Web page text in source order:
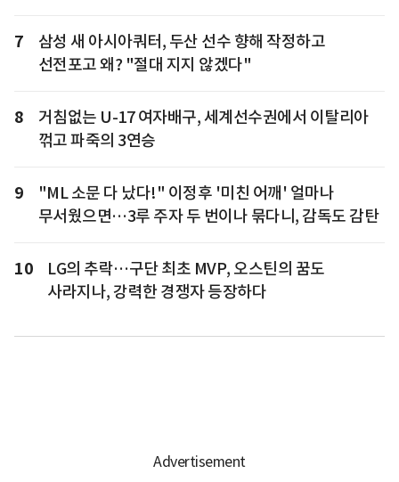
7
삼성 새 아시아쿼터, 두산 선수 향해 작정하고
선전포고 왜? "절대 지지 않겠다"
8
거침없는 U-17 여자배구, 세계선수권에서 이탈리아
꺾고 파죽의 3연승
9
"ML 소문 다 났다!" 이정후 '미친 어깨' 얼마나
무서웠으면…3루 주자 두 번이나 묶다니, 감독도 감탄
10
LG의 추락…구단 최초 MVP, 오스틴의 꿈도
사라지나, 강력한 경쟁자 등장하다